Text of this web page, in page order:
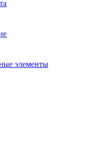
элементы